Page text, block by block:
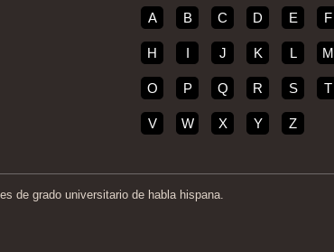
A B C D E F
H I J K L M
O P Q R S T
V W X Y Z
de grado universitario de habla hispana.